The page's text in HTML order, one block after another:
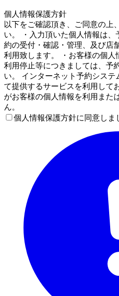
個人情報保護方針
以下をご確認頂き、ご同意の上
い。 ・入力頂いた個人情報は
約の受付・確認・管理、及び店
利用致します。 ・お客様の個人
利用停止等につきましては、予
い。 インターネット予約システ
て提供するサービスを利用して
がお客様の個人情報を利用また
ん。
個人情報保護方針に同意しま